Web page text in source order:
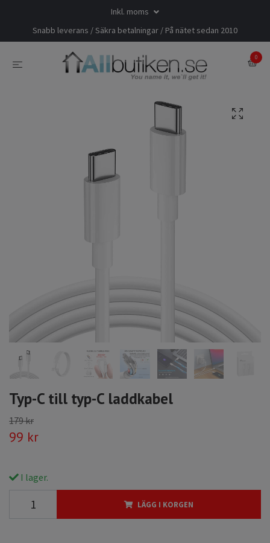
Inkl. moms
Snabb leverans / Säkra betalningar / På nätet sedan 2010
0
Typ-C till typ-C laddkabel
179 kr
99 kr
I lager.
LÄGG I KORGEN